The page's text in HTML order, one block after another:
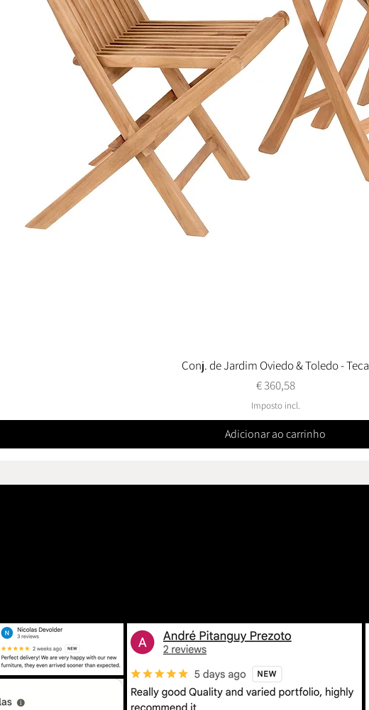
Visualização rápida
Conj. de Jardim Oviedo & Toledo - Teca
Preço
€ 360,58
Imposto incl.
Adicionar ao carrinho